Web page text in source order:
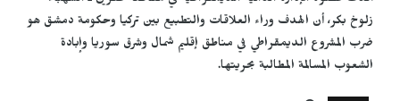
زلوخ بكر، أن الهدف وراء العلاقات والتطبيع بين تركيا وحكومة دمشق هو
ضرب المشروع الديمقراطي في مناطق إقليم شمال وشرق سوريا وإبادة
الشعوب المسالمة المطالبة بحريتها.